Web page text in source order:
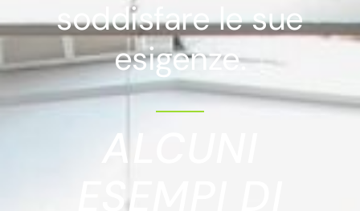
soddisfare le sue
esigenze.
ALCUNI
ESEMPI DI